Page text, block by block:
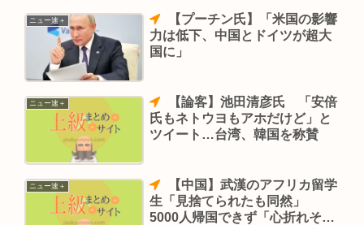
ニュー速＋
力は低下、中国とドイツが超大
国に」
ニュー速＋
氏もネトウヨもアホだけど」と
ツイート…台湾、韓国を称賛
ニュー速＋
生「見捨てられたも同然」
5000人帰国できず「心折れそ